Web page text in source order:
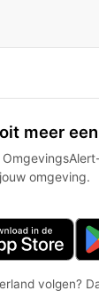
meer
omgeving.
volgen?